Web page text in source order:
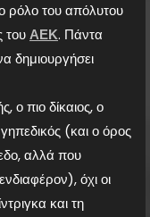
ρόλο του απόλυτου
τουΑΕΚ. Πάντα
δημιουργήσει
ο πιο δίκαιος, ο
(και ο όρος
αλλά που
όχι οι
και τη